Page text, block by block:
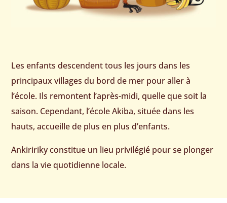
Les enfants descendent tous les jours dans les
principaux villages du bord de mer pour aller à
l’école. Ils remontent l’après-midi, quelle que soit la
saison. Cependant, l’école Akiba, située dans les
hauts, accueille de plus en plus d’enfants.
Ankiririky constitue un lieu privilégié pour se plonger
dans la vie quotidienne locale.